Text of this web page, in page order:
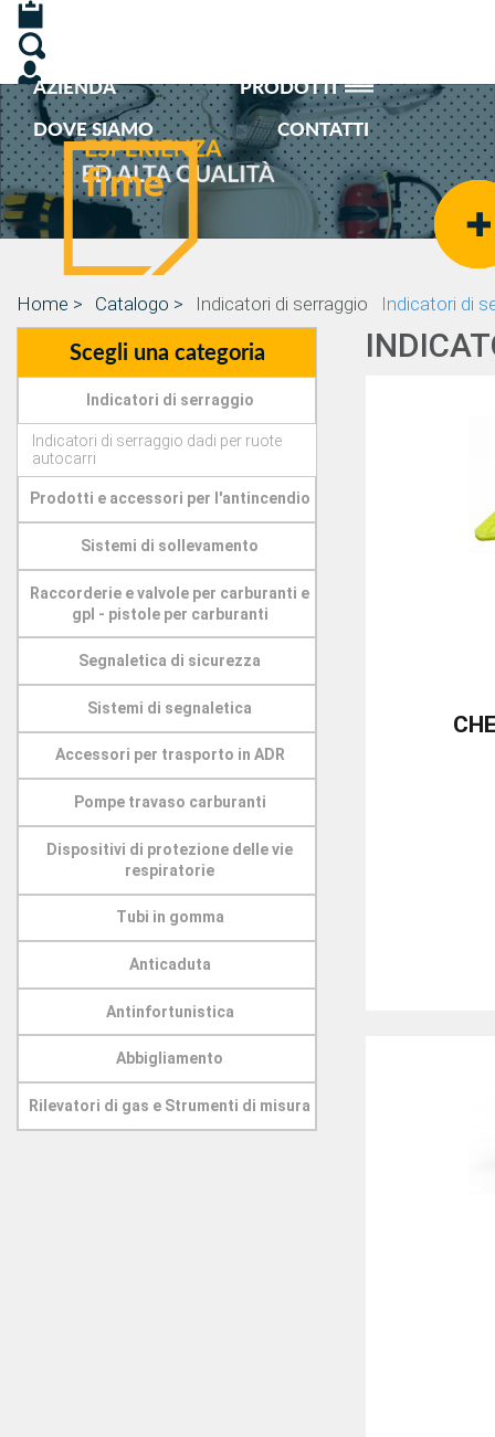
AZIENDA
PRODOTTI
DOVE SIAMO
CONTATTI
Home > Catalogo > Indicatori di serraggio Indicatori di
Scegli una categoria
Indicatori di serraggio
Indicatori di serraggio dadi per ruote
autocarri
Prodotti e accessori per l'antincendio
Sistemi di sollevamento
Raccorderie e valvole per carburanti e
gpl - pistole per carburanti
Segnaletica di sicurezza
Sistemi di segnaletica
Accessori per trasporto in ADR
Pompe travaso carburanti
Dispositivi di protezione delle vie
respiratorie
Tubi in gomma
Anticaduta
Antinfortunistica
Abbigliamento
Rilevatori di gas e Strumenti di misura